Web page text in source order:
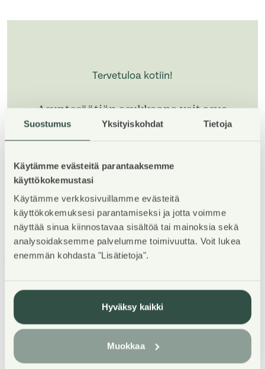
Suostumus Yksityiskohdat Tietoja
Käytämme evästeitä parantaaksemme
käyttökokemustasi
Käytämme verkkosivuillamme evästeitä
käyttökokemuksesi parantamiseksi ja jotta voimme
näyttää sinua kiinnostavaa sisältöä tai mainoksia sekä
analysoidaksemme palvelumme toimivuutta. Voit lukea
enemmän kohdasta "Lisätietoja".
Hyväksy kaikki
Muokkaa
Tervetuloa kotiin!
Asuntosäätiön asukkaana voit asua
kodissasi turvallisin mielin. Me
huolehdimme ammattitaidolla
korjauksista ja remonteista.
1/5
Property Introduction